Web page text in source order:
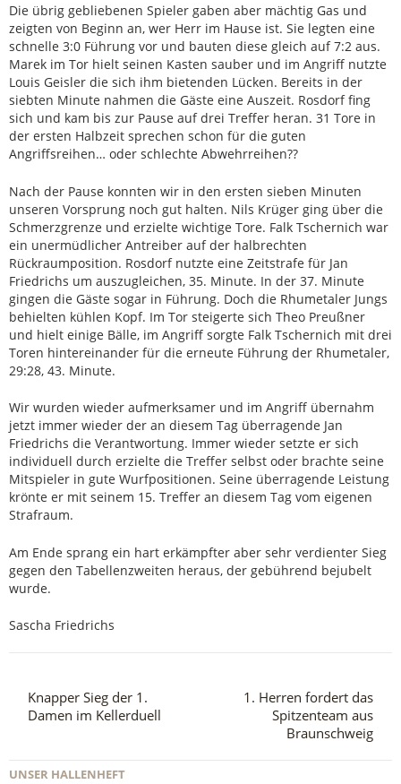
Die übrig gebliebenen Spieler gaben aber mächtig Gas und
zeigten von Beginn an, wer Herr im Hause ist. Sie legten eine
schnelle 3:0 Führung vor und bauten diese gleich auf 7:2 aus.
Marek im Tor hielt seinen Kasten sauber und im Angriff nutzte
Louis Geisler die sich ihm bietenden Lücken. Bereits in der
siebten Minute nahmen die Gäste eine Auszeit. Rosdorf fing
sich und kam bis zur Pause auf drei Treffer heran. 31 Tore in
der ersten Halbzeit sprechen schon für die guten
Angriffsreihen… oder schlechte Abwehrreihen??
Nach der Pause konnten wir in den ersten sieben Minuten
unseren Vorsprung noch gut halten. Nils Krüger ging über die
Schmerzgrenze und erzielte wichtige Tore. Falk Tschernich war
ein unermüdlicher Antreiber auf der halbrechten
Rückraumposition. Rosdorf nutzte eine Zeitstrafe für Jan
Friedrichs um auszugleichen, 35. Minute. In der 37. Minute
gingen die Gäste sogar in Führung. Doch die Rhumetaler Jungs
behielten kühlen Kopf. Im Tor steigerte sich Theo Preußner
und hielt einige Bälle, im Angriff sorgte Falk Tschernich mit drei
Toren hintereinander für die erneute Führung der Rhumetaler,
29:28, 43. Minute.
Wir wurden wieder aufmerksamer und im Angriff übernahm
jetzt immer wieder der an diesem Tag überragende Jan
Friedrichs die Verantwortung. Immer wieder setzte er sich
individuell durch erzielte die Treffer selbst oder brachte seine
Mitspieler in gute Wurfpositionen. Seine überragende Leistung
krönte er mit seinem 15. Treffer an diesem Tag vom eigenen
Strafraum.
Am Ende sprang ein hart erkämpfter aber sehr verdienter Sieg
gegen den Tabellenzweiten heraus, der gebührend bejubelt
wurde.
Sascha Friedrichs
Knapper Sieg der 1.
Damen im Kellerduell
1. Herren fordert das
Spitzenteam aus
Braunschweig
UNSER HALLENHEFT